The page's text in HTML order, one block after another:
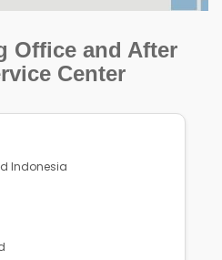
Office and After
Center
Indonesia